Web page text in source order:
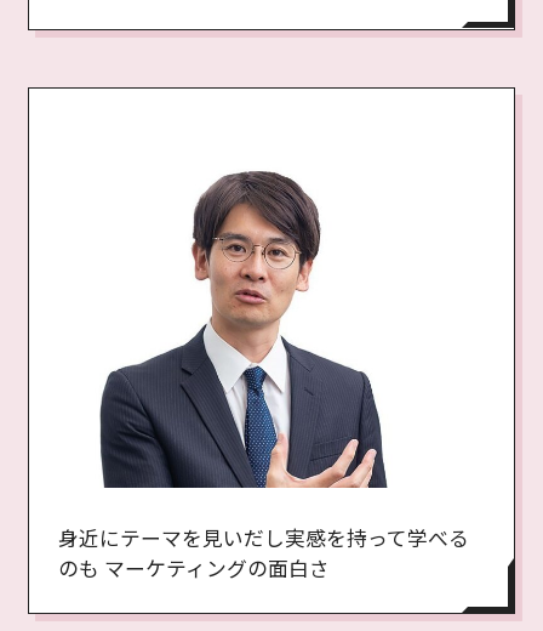
身近にテーマを見いだし実感を持って学べる
のも マーケティングの面白さ